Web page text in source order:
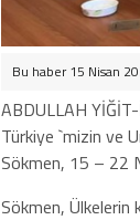
Bu haber 15 Nisan
ABDULLAH
Türkiye `mizin ve
Sökmen, 15 – 22
Sökmen, Ülkelerin